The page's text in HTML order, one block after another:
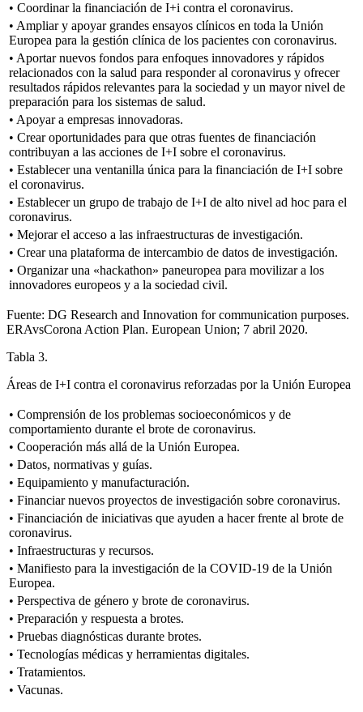
• Coordinar la financiación de I+i contra el coronavirus.
• Ampliar y apoyar grandes ensayos clínicos en toda la Unión
Europea para la gestión clínica de los pacientes con coronavirus.
• Aportar nuevos fondos para enfoques innovadores y rápidos
relacionados con la salud para responder al coronavirus y ofrecer
resultados rápidos relevantes para la sociedad y un mayor nivel de
preparación para los sistemas de salud.
• Apoyar a empresas innovadoras.
• Crear oportunidades para que otras fuentes de financiación
contribuyan a las acciones de I+I sobre el coronavirus.
• Establecer una ventanilla única para la financiación de I+I sobre
el coronavirus.
• Establecer un grupo de trabajo de I+I de alto nivel ad hoc para el
coronavirus.
• Mejorar el acceso a las infraestructuras de investigación.
• Crear una plataforma de intercambio de datos de investigación.
• Organizar una «hackathon» paneuropea para movilizar a los
innovadores europeos y a la sociedad civil.
Fuente: DG Research and Innovation for communication purposes.
ERAvsCorona Action Plan. European Union; 7 abril 2020.
Tabla 3.
Áreas de I+I contra el coronavirus reforzadas por la Unión Europea
• Comprensión de los problemas socioeconómicos y de
comportamiento durante el brote de coronavirus.
• Cooperación más allá de la Unión Europea.
• Datos, normativas y guías.
• Equipamiento y manufacturación.
• Financiar nuevos proyectos de investigación sobre coronavirus.
• Financiación de iniciativas que ayuden a hacer frente al brote de
coronavirus.
• Infraestructuras y recursos.
• Manifiesto para la investigación de la COVID-19 de la Unión
Europea.
• Perspectiva de género y brote de coronavirus.
• Preparación y respuesta a brotes.
• Pruebas diagnósticas durante brotes.
• Tecnologías médicas y herramientas digitales.
• Tratamientos.
• Vacunas.